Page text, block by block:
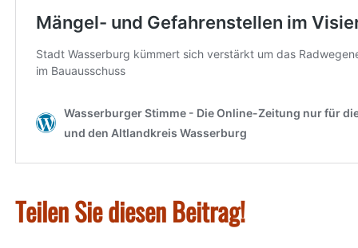
Teilen Sie diesen Beitrag!